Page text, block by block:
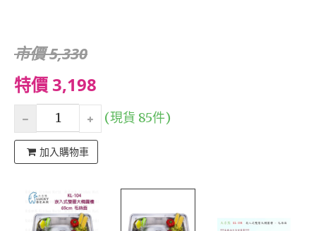
市價 5,330
特價 3,198
(現貨 85件)
加入購物車